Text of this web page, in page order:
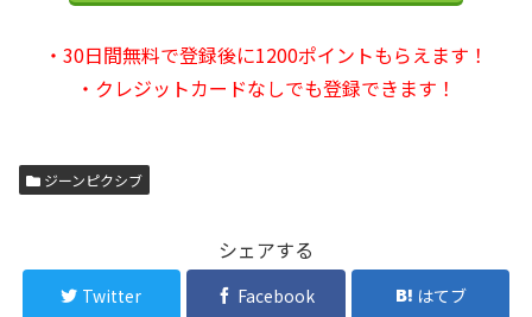
・30日間無料で登録後に1200ポイントもらえます！
・クレジットカードなしでも登録できます！
ジーンピクシブ
シェアする
Twitter Facebook はてブ